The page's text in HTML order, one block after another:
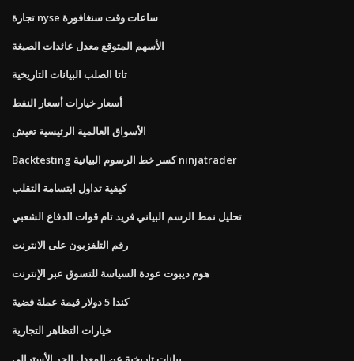
تجارة nyse ساعات وقت سنغافورة
الأسهم المتوقع معدل عائدات الصيغة
تاتا الصلب البيانات التاريخية
أسعار خيارات أسعار النفط
الأسواق العالمية الرئيسية تعيش
Backtesting كسر خط الرسوم البيانية ninjatrader
كيفية تداول ابتسامة التقلب
تحليل نمط الرسم البياني فريد تام قوات الدفاع الشعبي
رقم التلفزيون على الانترنت
هوم ديبوت عودة السياسة للتسوق عبر الإنترنت
كندا 5 دولار قيمة عملة فضية
خيارات التظاهر التجارية